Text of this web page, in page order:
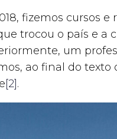
fizemos cursos
trocou o país e a
um
ao final do texto
[2].